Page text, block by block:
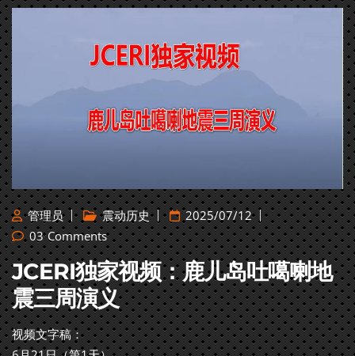
管理员 震动历史
2025/07/12
03 Comments
JCERI独家视频：鹿儿岛吐噶喇地
震三周演义
视频文字稿：